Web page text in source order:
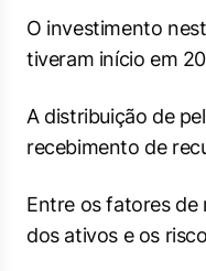
O investimento
tiveram início em
A distribuição de
recebimento de
Entre os fatores de
dos ativos e os